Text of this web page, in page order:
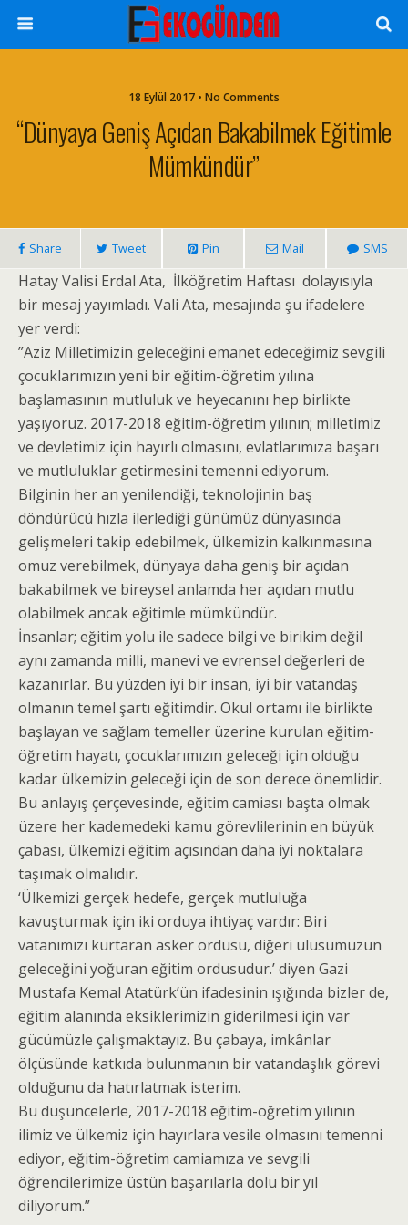
18 Eylül 2017 • No Comments
“Dünyaya Geniş Açıdan Bakabilmek Eğitimle
Mümkündür”
Share Tweet Pin Mail SMS
Hatay Valisi Erdal Ata, İlköğretim Haftası dolayısıyla
bir mesaj yayımladı. Vali Ata, mesajında şu ifadelere
yer verdi:
”Aziz Milletimizin geleceğini emanet edeceğimiz sevgili
çocuklarımızın yeni bir eğitim-öğretim yılına
başlamasının mutluluk ve heyecanını hep birlikte
yaşıyoruz. 2017-2018 eğitim-öğretim yılının; milletimiz
ve devletimiz için hayırlı olmasını, evlatlarımıza başarı
ve mutluluklar getirmesini temenni ediyorum.
Bilginin her an yenilendiği, teknolojinin baş
döndürücü hızla ilerlediği günümüz dünyasında
gelişmeleri takip edebilmek, ülkemizin kalkınmasına
omuz verebilmek, dünyaya daha geniş bir açıdan
bakabilmek ve bireysel anlamda her açıdan mutlu
olabilmek ancak eğitimle mümkündür.
İnsanlar; eğitim yolu ile sadece bilgi ve birikim değil
aynı zamanda milli, manevi ve evrensel değerleri de
kazanırlar. Bu yüzden iyi bir insan, iyi bir vatandaş
olmanın temel şartı eğitimdir. Okul ortamı ile birlikte
başlayan ve sağlam temeller üzerine kurulan eğitim-
öğretim hayatı, çocuklarımızın geleceği için olduğu
kadar ülkemizin geleceği için de son derece önemlidir.
Bu anlayış çerçevesinde, eğitim camiası başta olmak
üzere her kademedeki kamu görevlilerinin en büyük
çabası, ülkemizi eğitim açısından daha iyi noktalara
taşımak olmalıdır.
‘Ülkemizi gerçek hedefe, gerçek mutluluğa
kavuşturmak için iki orduya ihtiyaç vardır: Biri
vatanımızı kurtaran asker ordusu, diğeri ulusumuzun
geleceğini yoğuran eğitim ordusudur.’ diyen Gazi
Mustafa Kemal Atatürk’ün ifadesinin ışığında bizler de,
eğitim alanında eksiklerimizin giderilmesi için var
gücümüzle çalışmaktayız. Bu çabaya, imkânlar
ölçüsünde katkıda bulunmanın bir vatandaşlık görevi
olduğunu da hatırlatmak isterim.
Bu düşüncelerle, 2017-2018 eğitim-öğretim yılının
ilimiz ve ülkemiz için hayırlara vesile olmasını temenni
ediyor, eğitim-öğretim camiamıza ve sevgili
öğrencilerimize üstün başarılarla dolu bir yıl
diliyorum.”